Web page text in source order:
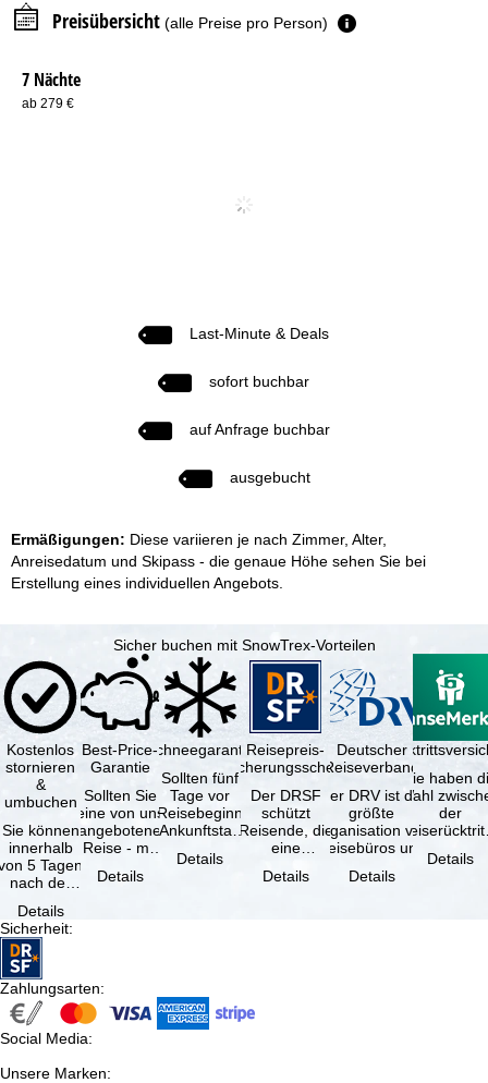
Preisübersicht (alle Preise pro Person)
7 Nächte
ab 279 €
Last-Minute & Deals
sofort buchbar
auf Anfrage buchbar
ausgebucht
Ermäßigungen: Diese variieren je nach Zimmer, Alter,
Anreisedatum und Skipass - die genaue Höhe sehen Sie bei
Erstellung eines individuellen Angebots.
Sicher buchen mit SnowTrex-Vorteilen
Kostenlos
stornieren
&
umbuchen
Sie können
innerhalb
5 Tagen
nach der
kostenfrei
…
Details
Best-Price-
Garantie
Sollten Sie
eine von uns
angebotene
Reise - mit
Verfügbarkeit
Details
Schneegarantie
Sollten fünf
Tage vor
Reisebeginn
(Ankunftstag)
aufgrund von
Schneemangel
Details
Reisepreis-
Sicherungsschein
Der DRSF
schützt
Reisende, die
eine
oder
Details
Deutscher
Reiseverband
Der DRV ist die
größte
Organisation von
Reisebüros und
Reiseveranstaltern
in …
Details
Sie haben
Wahl
der
(inklusive
Details
Sicherheit:
Zahlungsarten:
Social Media:
Unsere Marken: